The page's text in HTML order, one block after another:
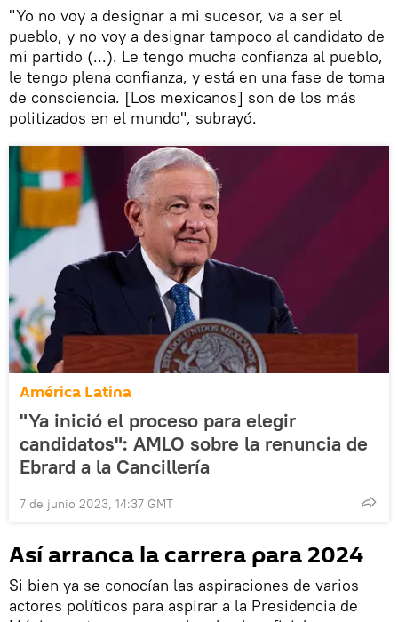
"Yo no voy a designar a mi sucesor, va a ser el
pueblo, y no voy a designar tampoco al candidato de
mi partido (...). Le tengo mucha confianza al pueblo,
le tengo plena confianza, y está en una fase de toma
de consciencia. [Los mexicanos] son de los más
politizados en el mundo", subrayó.
América Latina
"Ya inició el proceso para elegir
candidatos": AMLO sobre la renuncia de
Ebrard a la Cancillería
7 de junio 2023, 14:37 GMT
Así arranca la carrera para 2024
Si bien ya se conocían las aspiraciones de varios
actores políticos para aspirar a la Presidencia de